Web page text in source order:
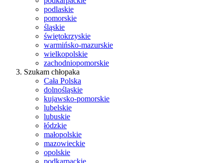
podlaskie
pomorskie
śląskie
świętokrzyskie
warmińsko-mazurskie
wielkopolskie
zachodniopomorskie
Szukam chłopaka
Cała Polska
dolnośląskie
kujawsko-pomorskie
lubelskie
lubuskie
łódzkie
małopolskie
mazowieckie
opolskie
podkarpackie